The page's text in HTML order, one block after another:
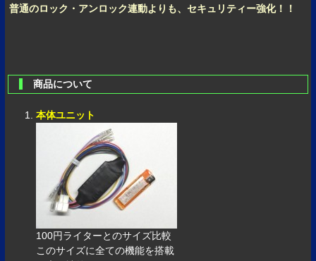
普通のロック・アンロック連動よりも、セキュリティー強化！！
商品について
本体ユニット
100円ライターとのサイズ比較
このサイズに全ての機能を搭載